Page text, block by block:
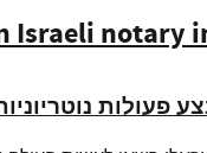
Israeli notary
פעולות